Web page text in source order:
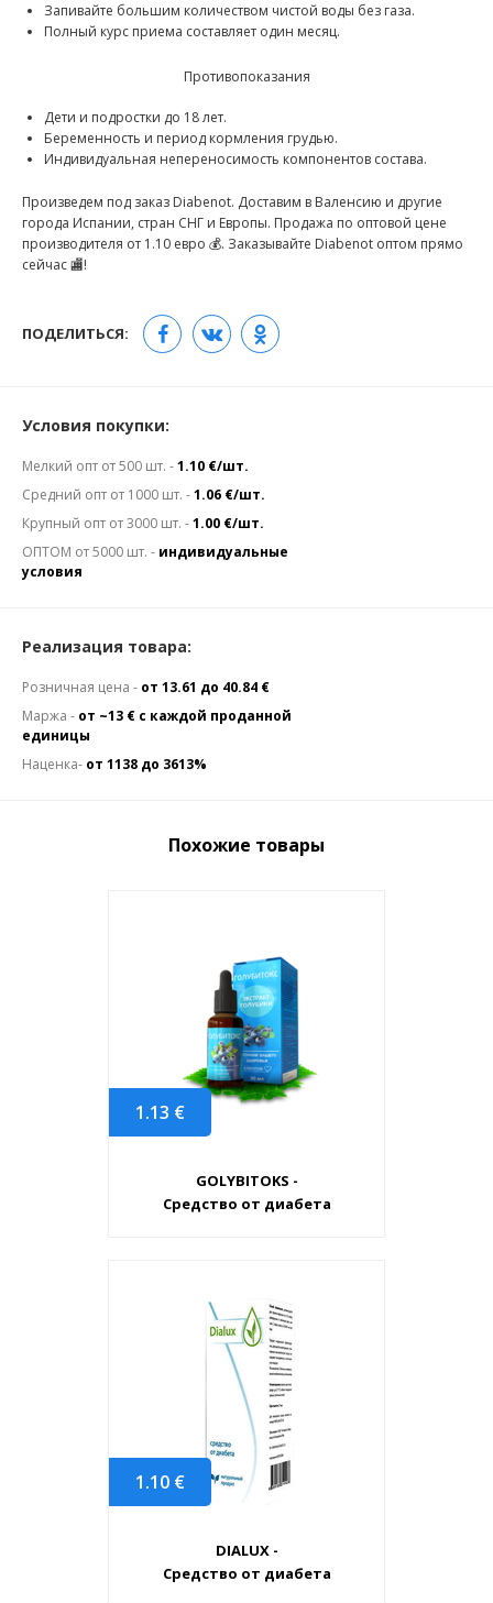
Запивайте большим количеством чистой воды без газа.
Полный курс приема составляет один месяц.
Противопоказания
Дети и подростки до 18 лет.
Беременность и период кормления грудью.
Индивидуальная непереносимость компонентов состава.
Произведем под заказ Diabenot. Доставим в Валенсию и другие
города Испании, стран СНГ и Европы. Продажа по оптовой цене
производителя от 1.10 евро 💰. Заказывайте Diabenot оптом прямо
сейчас 🏬!
ПОДЕЛИТЬСЯ:
Условия покупки:
Мелкий опт от 500 шт. -1.10 €/шт.
Средний опт от 1000 шт. -1.06 €/шт.
Крупный опт от 3000 шт. -1.00 €/шт.
ОПТОМ от 5000 шт. - индивидуальные
условия
Реализация товара:
Розничная цена - от 13.61 до 40.84 €
Маржа - от ~13 € с каждой проданной
единицы
Наценка- от 1138 до 3613%
Похожие товары
1.13 €
GOLYBITOKS -
Средство от диабета
1.10 €
DIALUX -
Средство от диабета